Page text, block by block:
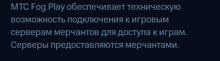
МТС Fog Play обеспечивает техническую
возможность подключения к игровым
серверам мерчантов для доступа к играм.
Серверы предоставляются мерчантами.